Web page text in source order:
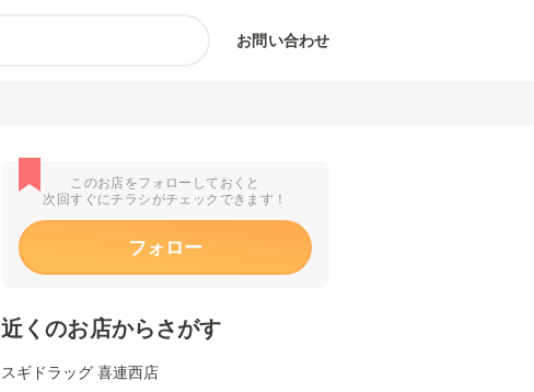
お問い合わせ
このお店をフォローしておくと
次回すぐにチラシがチェックできます！
フォロー
近くのお店からさがす
スギドラッグ 喜連西店